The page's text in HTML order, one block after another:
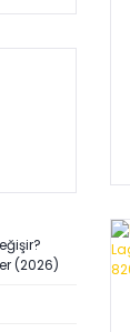
(2026)